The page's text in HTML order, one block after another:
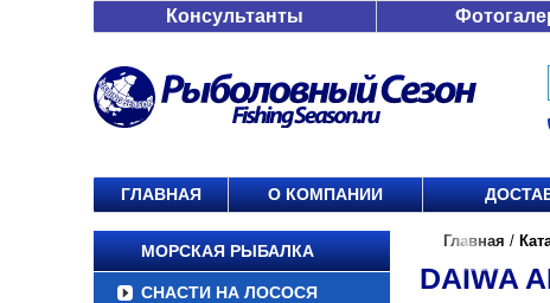
Консультанты
ГЛАВНАЯ О КОМПАНИИ
МОРСКАЯ РЫБАЛКА
СНАСТИ НА ЛОСОСЯ
Главная /
DAIWA